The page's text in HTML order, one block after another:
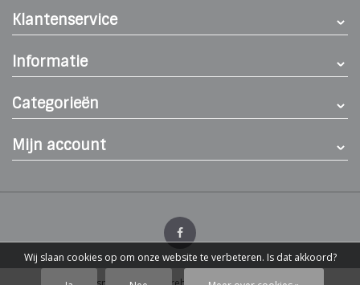
Klantenservice
Informatie
Categorieën
Mijn account
Wij slaan cookies op om onze website te verbeteren. Is dat akkoord?